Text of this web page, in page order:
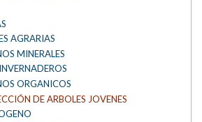
AGRARIAS
MINERALES
ORGANICOS
DE ARBOLES JOVENES